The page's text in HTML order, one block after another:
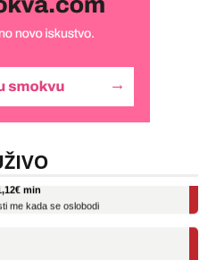
Kod: #69
min
me kada se oslobodi